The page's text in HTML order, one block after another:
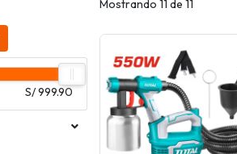
S/ 999.90
Mostrando 11 de 11